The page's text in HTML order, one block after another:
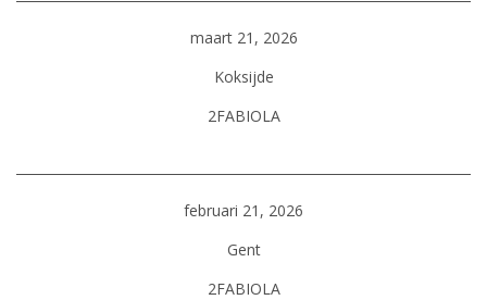
maart 21, 2026
Koksijde
2FABIOLA
februari 21, 2026
Gent
2FABIOLA